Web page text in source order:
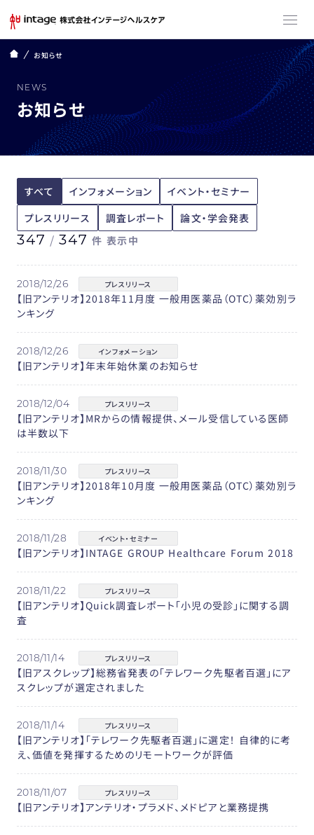
お知らせ
NEWS
お知らせ
すべて インフォメーション
イベント・セミナー
プレスリリース
調査レポート 論文・学会発表
347 / 347 件 表示中
2018/12/26 プレスリリース
【旧アンテリオ】2018年11月度 一般用医薬品（OTC）薬効別ラ
ンキング
2018/12/26 インフォメーション
【旧アンテリオ】年末年始休業のお知らせ
2018/12/04 プレスリリース
【旧アンテリオ】MRからの情報提供、メール受信している医師
は半数以下
2018/11/30 プレスリリース
【旧アンテリオ】2018年10月度 一般用医薬品（OTC）薬効別ラ
ンキング
2018/11/28 イベント・セミナー
【旧アンテリオ】INTAGE GROUP Healthcare Forum 2018
2018/11/22 プレスリリース
【旧アンテリオ】Quick調査レポート「小児の受診」に関する調
査
2018/11/14 プレスリリース
【旧アスクレップ】総務省発表の「テレワーク先駆者百選」にア
スクレップが選定されました
2018/11/14 プレスリリース
【旧アンテリオ】「テレワーク先駆者百選」に選定！ 自律的に考
え、価値を発揮するためのリモートワークが評価
2018/11/07 プレスリリース
【旧アンテリオ】アンテリオ・プラメド、メドピアと業務提携